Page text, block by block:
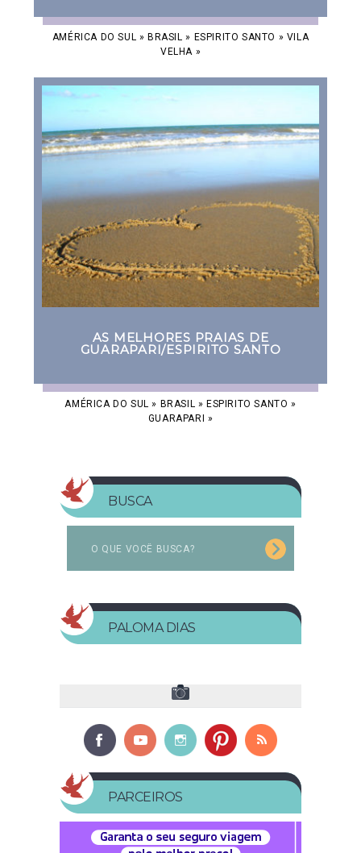
AMÉRICA DO SUL » BRASIL » ESPIRITO SANTO » VILA
VELHA»
AS MELHORES PRAIAS DE
GUARAPARI/ESPIRITO SANTO
AMÉRICA DO SUL » BRASIL » ESPIRITO SANTO »
GUARAPARI »
BUSCA
PALOMA DIAS
PARCEIROS